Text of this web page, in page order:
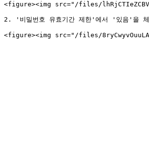
<figure><img src="/files/
2. '비밀번호 유효기간 제한'에서 '있음'을